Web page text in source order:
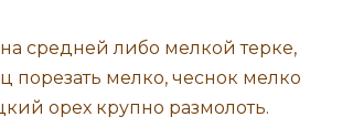
средней либо мелкой терке,
порезать мелко, чеснок мелко
орех крупно размолоть.